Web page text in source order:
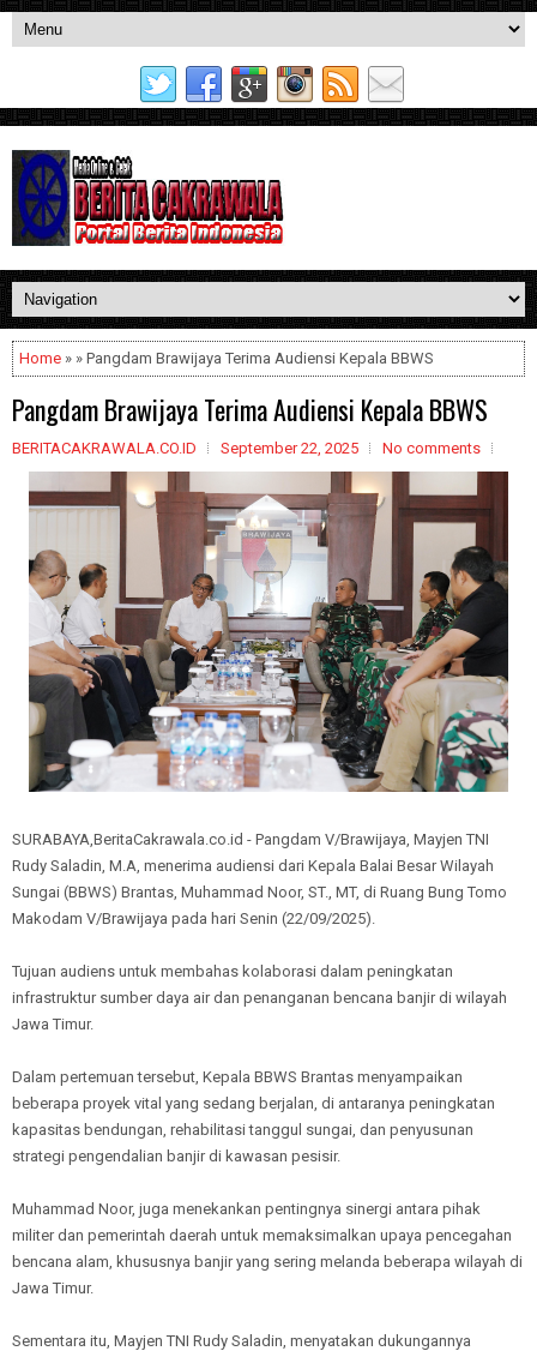
Home » » Pangdam Brawijaya Terima Audiensi Kepala BBWS
Pangdam Brawijaya Terima Audiensi Kepala BBWS
BERITACAKRAWALA.CO.ID September 22, 2025 No comments
SURABAYA,BeritaCakrawala.co.id - Pangdam V/Brawijaya, Mayjen TNI
Rudy Saladin, M.A, menerima audiensi dari Kepala Balai Besar Wilayah
Sungai (BBWS) Brantas, Muhammad Noor, ST., MT, di Ruang Bung Tomo
Makodam V/Brawijaya pada hari Senin (22/09/2025).
Tujuan audiens untuk membahas kolaborasi dalam peningkatan
infrastruktur sumber daya air dan penanganan bencana banjir di wilayah
Jawa Timur.
Dalam pertemuan tersebut, Kepala BBWS Brantas menyampaikan
beberapa proyek vital yang sedang berjalan, di antaranya peningkatan
kapasitas bendungan, rehabilitasi tanggul sungai, dan penyusunan
strategi pengendalian banjir di kawasan pesisir.
Muhammad Noor, juga menekankan pentingnya sinergi antara pihak
militer dan pemerintah daerah untuk memaksimalkan upaya pencegahan
bencana alam, khususnya banjir yang sering melanda beberapa wilayah di
Jawa Timur.
Sementara itu, Mayjen TNI Rudy Saladin, menyatakan dukungannya